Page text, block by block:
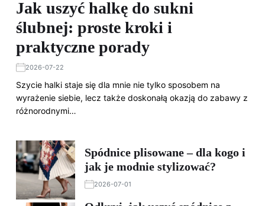
Jak uszyć halkę do sukni
ślubnej: proste kroki i
praktyczne porady
2026-07-22
Szycie halki staje się dla mnie nie tylko sposobem na
wyrażenie siebie, lecz także doskonałą okazją do zabawy z
różnorodnymi…
Spódnice plisowane – dla kogo i
jak je modnie stylizować?
2026-07-01